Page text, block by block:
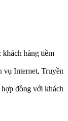
hàng tiềm
vụ Internet, Truyền
đồng với khách